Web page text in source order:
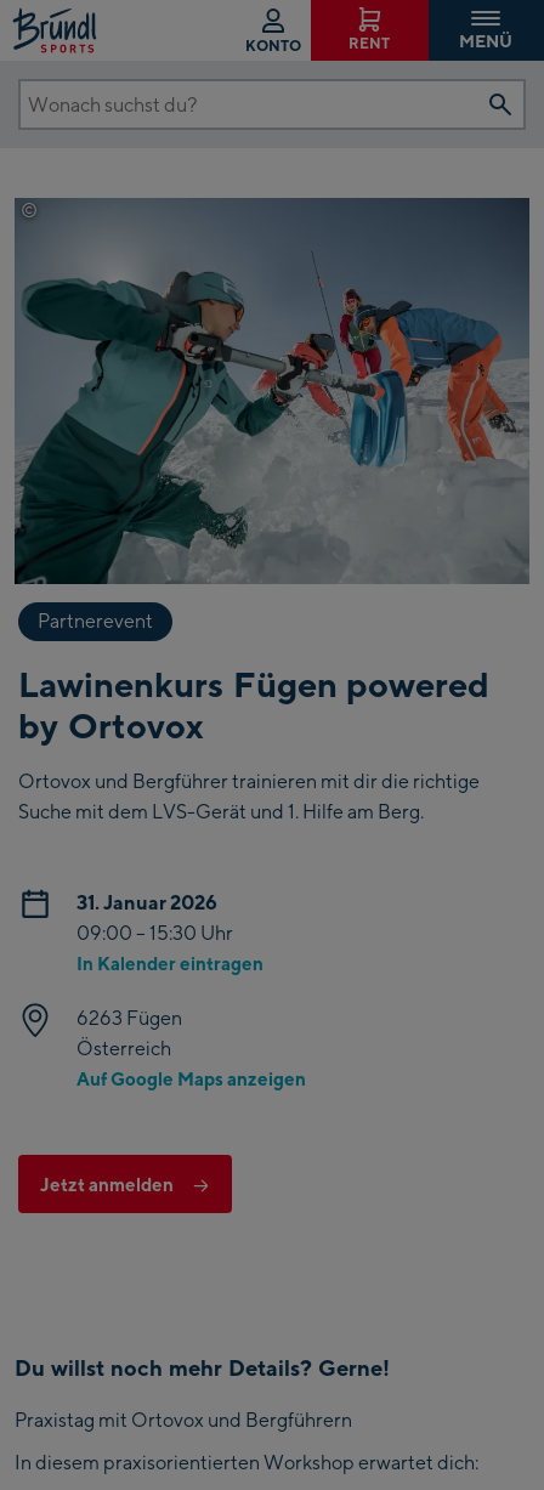
KONTO RENT MENÜ
Wonach
Partnerevent
Lawinenkurs Fügen powered
by Ortovox
Ortovox und Bergführer trainieren mit dir die richtige
Suche mit dem LVS-Gerät und 1. Hilfe am Berg.
31. Januar 2026
09:00 – 15:30 Uhr
In Kalender eintragen
6263 Fügen
Österreich
Auf Google Maps anzeigen
Jetzt anmelden
©
Du willst noch mehr Details? Gerne!
Praxistag mit Ortovox und Bergführern
In diesem praxisorientierten Workshop erwartet dich: